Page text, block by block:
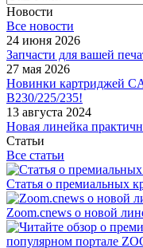
Новости
Все новости
24 июня 2026
Запчасти для вашей
27 мая 2026
Новинки картриджей
B230/225/235!
13 августа 2024
Новая линейка
Статьи
Все статьи
Статья о премиальных
Zoom.cnews о новой